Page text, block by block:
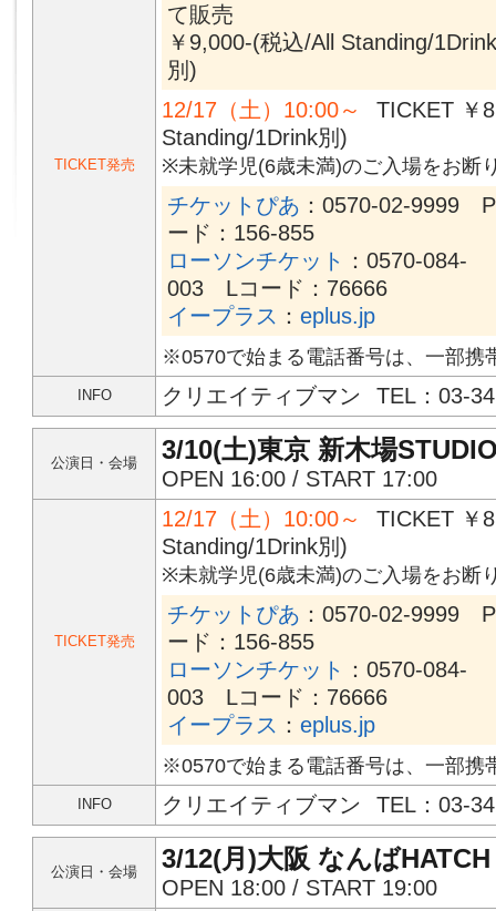
TICKET発売
て販売
￥9,000-(税込/All Standing/1Drink
別)
12/17（土）10:00～
TICKET ￥
Standing/1Drink別)
※未就学児(6歳未満)のご入場をお断
チケットぴあ ：0570-02-9999
ード：156-855
ローソンチケット
：0570-084-
003 Lコード：76666
イープラス ： eplus.jp
※0570で始まる電話番号は、一部携
INFO クリエイティブマン TEL：03-
公演日・会場 3/10(土)東京 新木場
OPEN 16:00 / START 17:00
TICKET発売
12/17（土）10:00～
TICKET ￥
Standing/1Drink別)
※未就学児(6歳未満)のご入場をお断
チケットぴあ ：0570-02-9999
ード：156-855
ローソンチケット
：0570-084-
003 Lコード：76666
イープラス ： eplus.jp
※0570で始まる電話番号は、一部携
INFO クリエイティブマン TEL：03-
公演日・会場 3/12(月)大阪 なんばHATCH
OPEN 18:00 / START 19:00